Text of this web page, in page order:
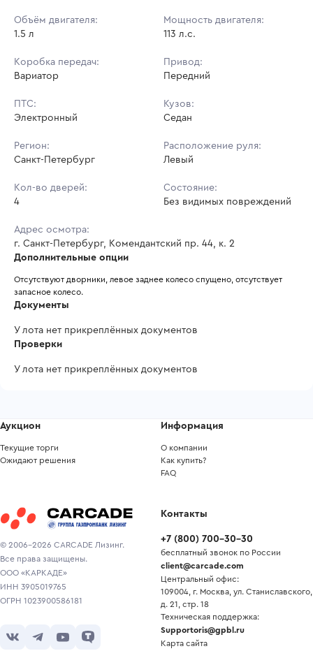
Объём двигателя:
1.5 л
Мощность двигателя:
113 л.с.
Коробка передач:
Вариатор
Привод:
Передний
ПТС:
Электронный
Кузов:
Седан
Регион:
Санкт-Петербург
Расположение руля:
Левый
Кол-во дверей:
4
Состояние:
Без видимых повреждений
Адрес осмотра:
г. Санкт-Петербург, Комендантский пр. 44, к. 2
Дополнительные опции
Отсутствуют дворники, левое заднее колесо спущено, отсутствует
запасное колесо.
Документы
У лота нет прикреплённых документов
Проверки
У лота нет прикреплённых документов
© 2006-2026 CARCADE Лизинг.
Все права защищены.
ООО «КАРКАДЕ»
ИНН 3905019765
ОГРН 1023900586181
Аукцион
Текущие торги
Ожидают решения
Информация
О компании
Как купить?
FAQ
Контакты
+7 (800) 700-30-30
бесплатный звонок по России
client@carcade.com
Центральный офис:
109004, г. Москва, ул. Станиславского,
д. 21, стр. 18
Техническая поддержка:
Supportoris@gpbl.ru
Карта сайта